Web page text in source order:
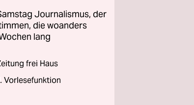
Journalismus, der
die woanders
lang
frei Haus
Vorlesefunktion